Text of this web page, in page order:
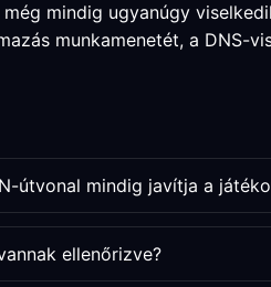
mindig ugyanúgy
munkamenetét, a
útvonal mindig javítja a
ellenőrizve?